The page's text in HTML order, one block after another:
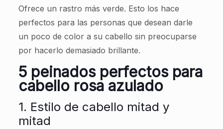
Ofrece un rastro más verde. Esto los hace
perfectos para las personas que desean darle
un poco de color a su cabello sin preocuparse
por hacerlo demasiado brillante.
5 peinados perfectos para
cabello rosa azulado
1. Estilo de cabello mitad y
mitad